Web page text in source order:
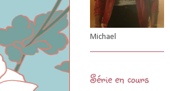
Michael
Série en cours